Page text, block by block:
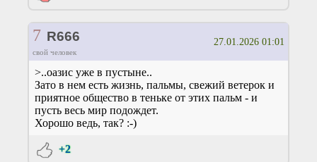
7 R666
свой человек
27.01.2026 01:01
>..оазис уже в пустыне..
Зато в нем есть жизнь, пальмы, свежий ветерок и
приятное общество в теньке от этих пальм - и
пусть весь мир подождет.
Хорошо ведь, так? :-)
+2